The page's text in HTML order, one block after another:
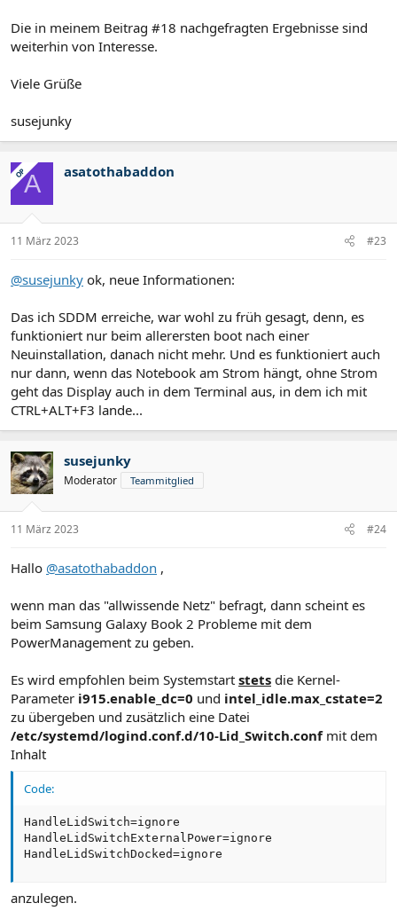
Die in meinem Beitrag #18 nachgefragten Ergebnisse sind
weiterhin von Interesse.
Viele Grüße
susejunky
OPA asatothabaddon
11 März 2023 #23
@susejunky ok, neue Informationen:
Das ich SDDM erreiche, war wohl zu früh gesagt, denn, es
funktioniert nur beim allerersten boot nach einer
Neuinstallation, danach nicht mehr. Und es funktioniert auch
nur dann, wenn das Notebook am Strom hängt, ohne Strom
geht das Display auch in dem Terminal aus, in dem ich mit
CTRL+ALT+F3 lande...
susejunky
Moderator Teammitglied
11 März 2023 #24
Hallo @asatothabaddon ,
wenn man das "allwissende Netz" befragt, dann scheint es
beim Samsung Galaxy Book 2 Probleme mit dem
PowerManagement zu geben.
Es wird empfohlen beim Systemstart stets die Kernel-
Parameter i915.enable_dc=0 und intel_idle.max_cstate=2
zu übergeben und zusätzlich eine Datei
/etc/systemd/logind.conf.d/10-Lid_Switch.confmit dem
Inhalt
Code:
HandleLidSwitch=ignore
HandleLidSwitchExternalPower=ignore
HandleLidSwitchDocked=ignore
anzulegen.